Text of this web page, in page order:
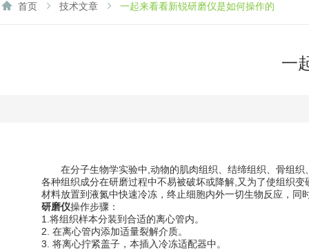
首页 技术文章 一起来看看新锐研磨仪是如何操作的
一
在分子生物学实验中,动物的肌肉组织、结缔组织、骨组织
各种组织成分在研磨过程中不易被破坏或降解,又为了使组织
材料放置到液氮中快速冷冻，终止细胞内外一切生物反应，
研磨仪操作步骤：
1.将组织样本分装到合适的离心管内。
2. 在离心管内添加适量裂解介质。
3. 将离心拧紧盖子，本插入冷冻适配器中。